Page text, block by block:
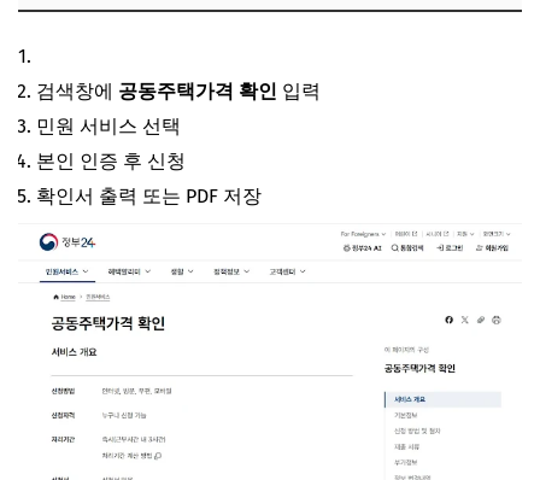
검색창에 공동주택가격 확인 입력
민원 서비스 선택
본인 인증 후 신청
확인서 출력 또는 PDF 저장